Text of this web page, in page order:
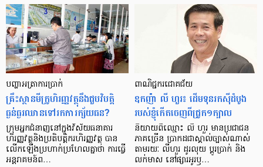
បញ្ហា​អត្រា​ការប្រាក់
គ្រឹះស្ថាន​មីក្រូ​ហិរញ្ញវត្ថុ​នឹង​ជួប​វិបត្តិ​
ធ្ងន់ធ្ងរ​ឈាន​ទៅ​រក​ការ​ក្ស័យធន?
ក្រុម​អ្នក​ជំនាញ​នៅ​ក្នុង​វិស័យ​ធនាគារ
ហិរញ្ញវត្ថុ​និង​ប្រតិបត្តិករ​ហិរញ្ញ​វត្ថុ បាន​​
លើក​ឡើង​ប្រហាក់​ប្រហែល​គ្នា​ថា ការ​ធ្វើ​
អន្តរាគមន៍​ព…
ពាណិជ្ជករជោគជ័យ
ឧកញ៉ា លី ហួរ៖ ដើមទុនរកស៊ីដំបូង
របស់ខ្ញុំកើតចេញពីជ្រូក១ក្បាល
និយាយ​ពី​ឈ្មោះ លី ហួរ មាន​ប្រជាជន​
ភាគ​ច្រើន ប្រាកដ​ជា​ស្គាល់​ច្បាស់​ណាស់
តាមរយៈ លីហួរ ដូរ​លុយ ប្តូរ​បា្រក់ និង​
លក់​មាស នៅ​ផ្សារ​អូរ​ឫ…